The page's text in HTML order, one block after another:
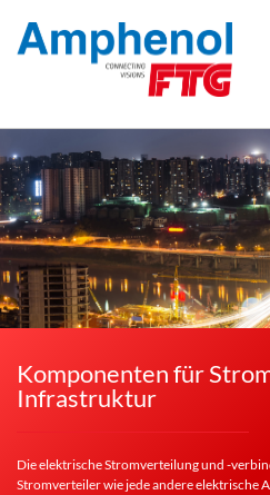
Komponenten für
Infrastruktur
Die elektrische Stromverteilung und -
Stromverteiler wie jede andere elektrische